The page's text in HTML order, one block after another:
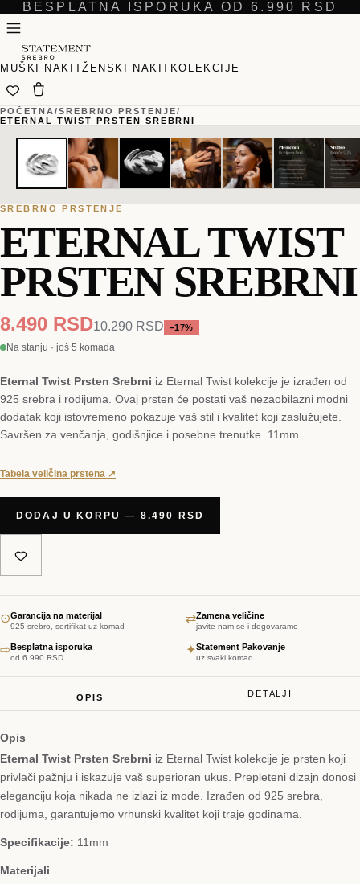
BESPLATNA ISPORUKA OD 6.990 RSD
MUŠKI NAKITŽENSKI NAKIT KOLEKCIJE
POČETNA /SREBRNO PRSTENJE/
ETERNAL TWIST PRSTEN SREBRNI
SREBRNO PRSTENJE
ETERNAL TWIST
PRSTEN SREBRNI
8.490 RSD10.290 RSD −17%
Na stanju · još 5 komada
Eternal Twist Prsten Srebrni iz Eternal Twist kolekcije je izrađen od
925 srebra i rodijuma. Ovaj prsten će postati vaš nezaobilazni modni
dodatak koji istovremeno pokazuje vaš stil i kvalitet koji zaslužujete.
Savršen za venčanja, godišnjice i posebne trenutke. 11mm
Tabela veličina prstena ↗
DODAJ U KORPU — 8.490 RSD
⊙Garancija na materijal
925 srebro, sertifikat uz komad
⇄Zamena veličine
javite nam se i dogovaramo
⇨Besplatna isporuka
od 6.990 RSD
✦Statement Pakovanje
uz svaki komad
OPIS DETALJI
Opis
Eternal Twist Prsten Srebrni iz Eternal Twist kolekcije je prsten koji
privlači pažnju i iskazuje vaš superioran ukus. Prepleteni dizajn donosi
eleganciju koja nikada ne izlazi iz mode. Izrađen od 925 srebra,
rodijuma, garantujemo vrhunski kvalitet koji traje godinama.
Specifikacije: 11mm
Materijali